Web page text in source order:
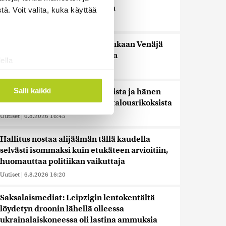
Voit valita, kuka käyttää
. Voit muuttaa
alan
tietoja muihin tietoihin, joita
siirtää ulkomaille.
Salli kaikki
pidentää Kelan käsittelyaikoja
Liettuan sotilastiedustelun mukaan Venäjä
harkitsee hyökkäyksiä Baltiaan
Uutiset | 6.8.2026 17:12
Ex-kansanedustaja Ano Turtiaista ja hänen
vaimoaan syytetään törkeistä talousrikoksista
Uutiset | 6.8.2026 16:45
Hallitus nostaa alijäämän tällä kaudella
selvästi isommaksi kuin etukäteen arvioitiin,
huomauttaa politiikan vaikuttaja
Uutiset | 6.8.2026 16:20
Saksalaismediat: Leipzigin lentokentältä
löydetyn droonin lähellä olleessa
ukrainalaiskoneessa oli lastina ammuksia